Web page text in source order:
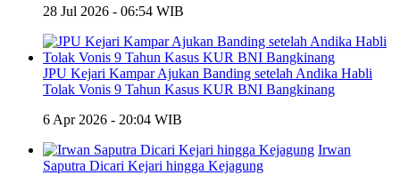
28 Jul 2026 - 06:54 WIB
JPU Kejari Kampar Ajukan Banding setelah Andika Habli
Tolak Vonis 9 Tahun Kasus KUR BNI Bangkinang
6 Apr 2026 - 20:04 WIB
Irwan
Saputra Dicari Kejari hingga Kejagung